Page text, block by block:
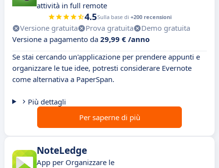
attività in full remote
4.5Sulla base di +200 recensioni
Versione gratuita Prova gratuita
Demo gratuita
Versione a pagamento da 29,99 € /anno
Se stai cercando un'applicazione per prendere appunti e
organizzare le tue idee, potresti considerare Evernote
come alternativa a PaperSpan.
Più dettagli
Per saperne di più
NoteLedge
App per Organizzare le